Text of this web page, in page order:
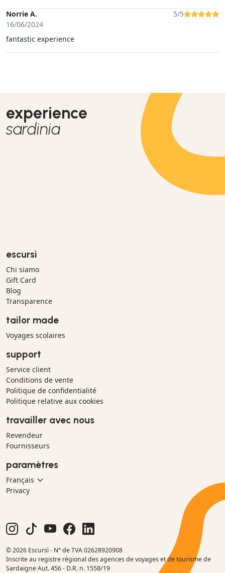
verbunden sind. Zum Schluss gab es leckeres Safranbrot,
Safrankäse und Safranlikör zum Probieren.
Norrie A.
16/06/2024
5/5
fantastic experience
experience
sardinia
escursì
Chi siamo
Gift Card
Blog
Transparence
tailor made
Voyages scolaires
support
Service client
Conditions de vente
Politique de confidentialité
Politique relative aux cookies
travailler avec nous
Revendeur
Fournisseurs
paramètres
Privacy
© 2026 Escursì - N° de TVA 02628920908
Inscrite au registre régional des agences de voyages et de tourisme de
Sardaigne Aut. 456 - D.R. n. 1558/19